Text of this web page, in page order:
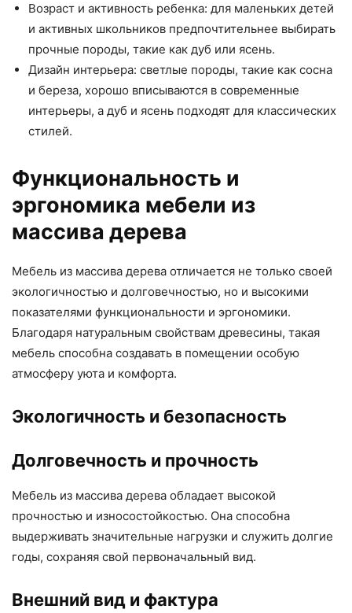
Возраст и активность ребенка: для маленьких детей
и активных школьников предпочтительнее выбирать
прочные породы, такие как дуб или ясень.
Дизайн интерьера: светлые породы, такие как сосна
и береза, хорошо вписываются в современные
интерьеры, а дуб и ясень подходят для классических
стилей.
Функциональность и
эргономика мебели из
массива дерева
Мебель из массива дерева отличается не только своей
экологичностью и долговечностью, но и высокими
показателями функциональности и эргономики.
Благодаря натуральным свойствам древесины, такая
мебель способна создавать в помещении особую
атмосферу уюта и комфорта.
Экологичность и безопасность
Долговечность и прочность
Мебель из массива дерева обладает высокой
прочностью и износостойкостью. Она способна
выдерживать значительные нагрузки и служить долгие
годы, сохраняя свой первоначальный вид.
Внешний вид и фактура